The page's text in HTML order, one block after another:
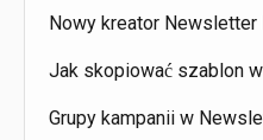
Nowy kreator Newsletter
Jak skopiować szablon
Grupy kampanii w